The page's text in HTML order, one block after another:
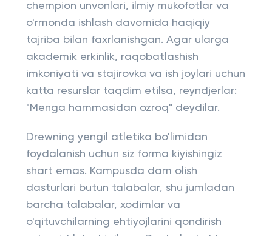
chempion unvonlari, ilmiy mukofotlar va
o'rmonda ishlash davomida haqiqiy
tajriba bilan faxrlanishgan. Agar ularga
akademik erkinlik, raqobatlashish
imkoniyati va stajirovka va ish joylari uchun
katta resurslar taqdim etilsa, reyndjerlar:
"Menga hammasidan ozroq" deydilar.
Drewning yengil atletika bo'limidan
foydalanish uchun siz forma kiyishingiz
shart emas. Kampusda dam olish
dasturlari butun talabalar, shu jumladan
barcha talabalar, xodimlar va
o'qituvchilarning ehtiyojlarini qondirish